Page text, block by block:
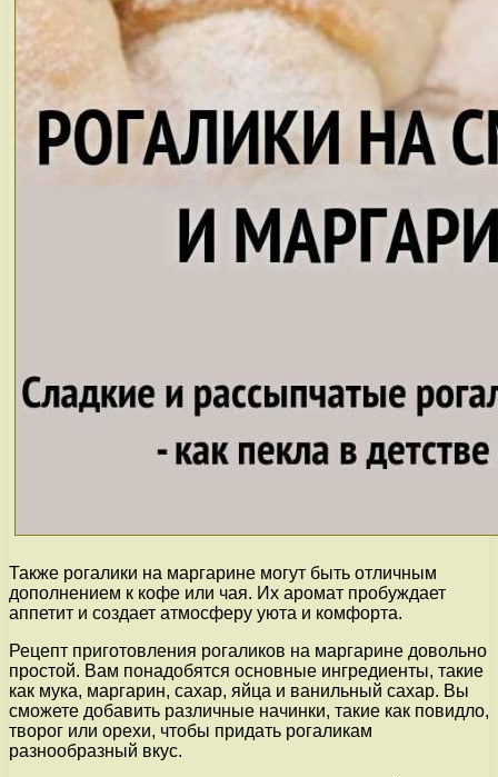
Также рогалики на маргарине могут быть отличным
дополнением к кофе или чая. Их аромат пробуждает
аппетит и создает атмосферу уюта и комфорта.
Рецепт приготовления рогаликов на маргарине довольно
простой. Вам понадобятся основные ингредиенты, такие
как мука, маргарин, сахар, яйца и ванильный сахар. Вы
сможете добавить различные начинки, такие как повидло,
творог или орехи, чтобы придать рогаликам
разнообразный вкус.